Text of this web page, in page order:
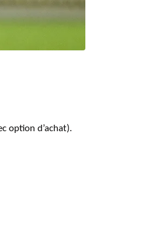
option d’achat).